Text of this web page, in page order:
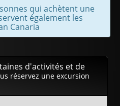
qui achètent une
également les
Canaria
d'activités et de
réservez une excursion